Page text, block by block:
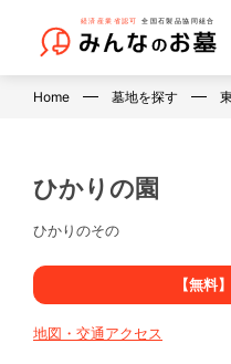
Home 墓地を探す
ひかりの園
ひかりのその
【無料
地図・交通アクセス